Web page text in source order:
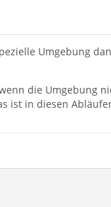
Umgebung
die Umgebung
ist in diesen